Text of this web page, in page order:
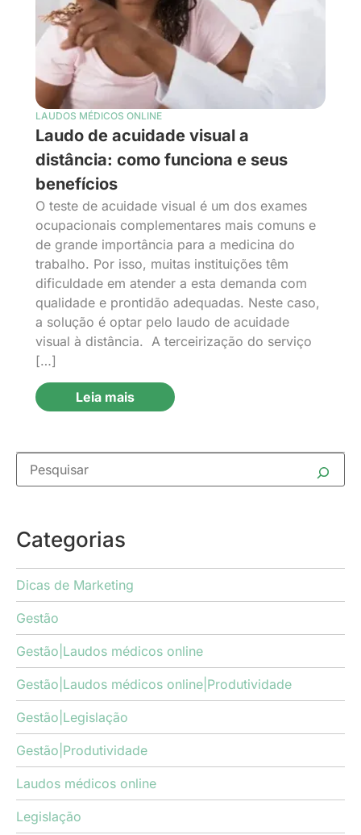
LAUDOS MÉDICOS ONLINE
Laudo de acuidade visual a
distância: como funciona e seus
benefícios
O teste de acuidade visual é um dos exames
ocupacionais complementares mais comuns e
de grande importância para a medicina do
trabalho. Por isso, muitas instituições têm
dificuldade em atender a esta demanda com
qualidade e prontidão adequadas. Neste caso,
a solução é optar pelo laudo de acuidade
visual à distância. A terceirização do serviço
[…]
Leia mais
Categorias
Dicas de Marketing
Gestão
Gestão|Laudos médicos online
Gestão|Laudos médicos online|Produtividade
Gestão|Legislação
Gestão|Produtividade
Laudos médicos online
Legislação